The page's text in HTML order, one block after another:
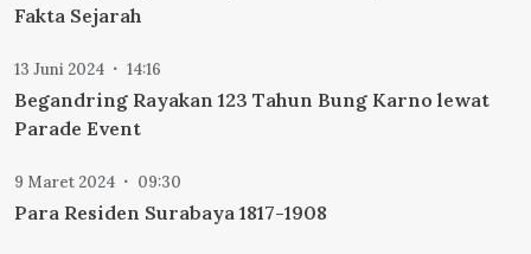
Fakta Sejarah
13 Juni 2024 14:16
Begandring Rayakan 123 Tahun Bung Karno lewat
Parade Event
9 Maret 2024 09:30
Para Residen Surabaya 1817-1908